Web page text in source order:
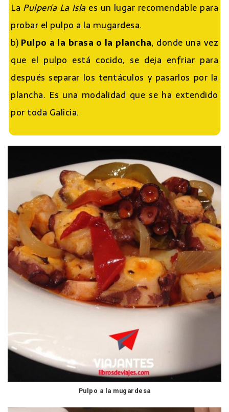
La Pulpería La Islaes un lugar recomendable para
probar el pulpo a la mugardesa.
b) Pulpo a la brasa o la plancha, donde una vez
que el pulpo está cocido, se deja enfriar para
después separar los tentáculos y pasarlos por la
plancha. Es una modalidad que se ha extendido
por toda Galicia.
Pulpo a la mugardesa